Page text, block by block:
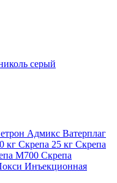
серый
Адмикс Ватерплаг
кг Скрепа 25 кг Скрепа
М700 Скрепа
Инъекционная